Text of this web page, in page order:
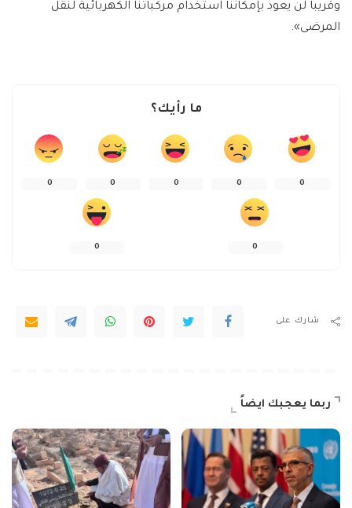
وقريباً لن يعود بإمكاننا استخدام مركباتنا الكهربائية لنقل
المرضى».
ما رأيك؟
0
0
0
0
0
0
0
شارك على
ربما يعجبك ايضاً